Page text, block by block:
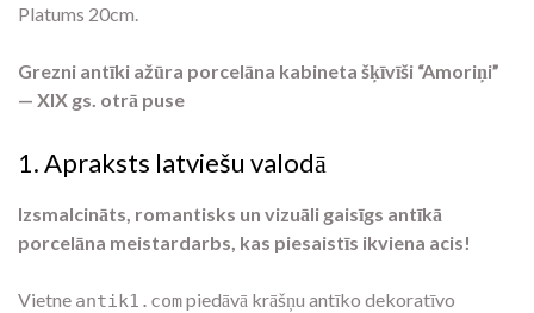
Platums 20cm.
Grezni antīki ažūra porcelāna kabineta šķīvīši “Amoriņi”
— XIX gs. otrā puse
1. Apraksts latviešu valodā
Izsmalcināts, romantisks un vizuāli gaisīgs antīkā
porcelāna meistardarbs, kas piesaistīs ikviena acis!
Vietne antik1.compiedāvā krāšņu antīko dekoratīvo